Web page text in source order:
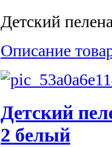
Детский
Описание
Детский
2 белый